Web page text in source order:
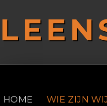
HOME WIE ZIJN